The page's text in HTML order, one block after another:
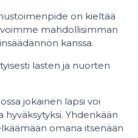
on kieltää
mahdollisimman
kanssa.
lasten ja nuorten
jokainen lapsi voi
Yhdenkään
omana itsenään